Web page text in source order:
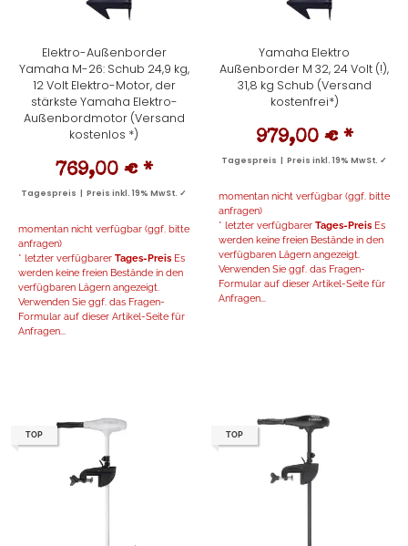
Elektro-Außenborder
Yamaha M-26: Schub 24,9 kg,
12 Volt Elektro-Motor, der
stärkste Yamaha Elektro-
Außenbordmotor (Versand
kostenlos *)
769,00 € *
Tagespreis | Preis inkl. 19% MwSt. ✓
momentan nicht verfügbar (ggf. bitte
anfragen)
* letzter verfügbarer Tages-Preis Es
werden keine freien Bestände in den
verfügbaren Lägern angezeigt.
Verwenden Sie ggf. das Fragen-
Formular auf dieser Artikel-Seite für
Anfragen...
Yamaha Elektro
Außenborder M 32, 24 Volt (!),
31,8 kg Schub (Versand
kostenfrei*)
979,00 € *
Tagespreis | Preis inkl. 19% MwSt. ✓
momentan nicht verfügbar (ggf. bitte
anfragen)
* letzter verfügbarer Tages-Preis Es
werden keine freien Bestände in den
verfügbaren Lägern angezeigt.
Verwenden Sie ggf. das Fragen-
Formular auf dieser Artikel-Seite für
Anfragen...
TOP TOP